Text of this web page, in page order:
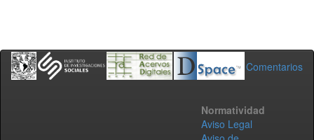
Comentarios
Normatividad
Aviso Legal